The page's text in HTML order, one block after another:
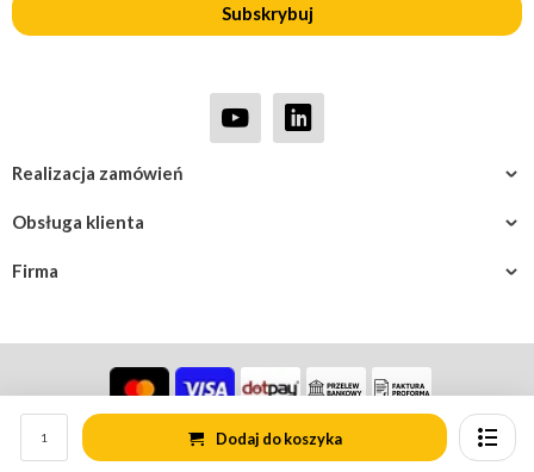
Dodaj do koszyka
Firma
Obsługa klienta
Realizacja zamówień
Subskrybuj
© Rotomshop.pl Mapa strony